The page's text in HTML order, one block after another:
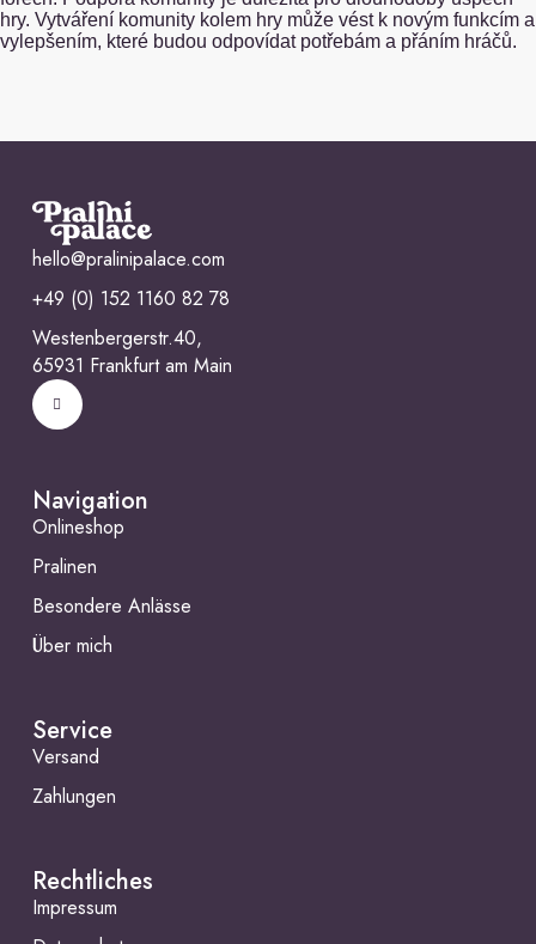
hry. Vytváření komunity kolem hry může vést k novým funkcím a
vylepšením, které budou odpovídat potřebám a přáním hráčů.
hello@pralinipalace.com
+49 (0) 152 1160 82 78
Westenbergerstr.40,
65931 Frankfurt am Main
Navigation
Onlineshop
Pralinen
Besondere Anlässe
Über mich
Service
Versand
Zahlungen
Rechtliches
Impressum